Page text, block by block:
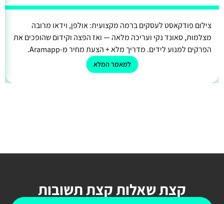
צילום פודקאסט לעסקים ברמה מקצועית: אולפן, וידאו מרובה
מצלמות, סאונד נקי ועריכה מלאה — ואז הפצה וקידום שהופכים את
הפרקים למנוע לידים. מדריך מלא + הצעת מחיר מ-Aramapp.
למאמר המלא
קצת שאלות קצת תשובות